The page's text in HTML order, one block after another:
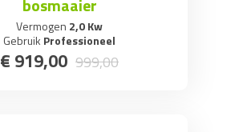
bosmaaier
Vermogen 2,0 Kw
Gebruik Professioneel
€ 919,00 999,00